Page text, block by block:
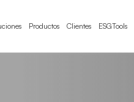
Productos Clientes ESGTools